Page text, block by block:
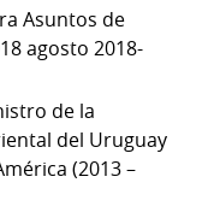
Asuntos de
agosto 2018-
de la
del Uruguay
(2013 –